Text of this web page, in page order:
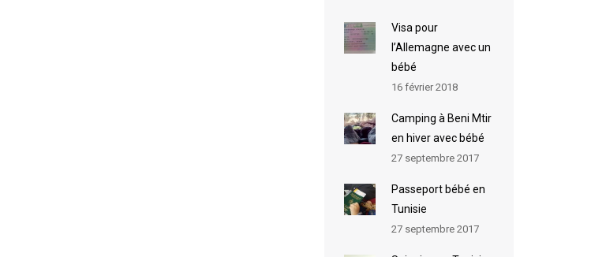
Visa pour
l’Allemagne avec un
bébé
16 février 2018
Camping à Beni Mtir
en hiver avec bébé
27 septembre 2017
Passeport bébé en
Tunisie
27 septembre 2017